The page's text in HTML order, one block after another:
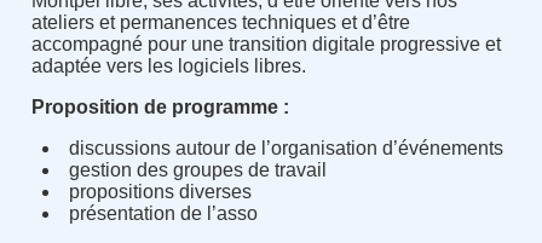
ateliers et permanences techniques et d’être
accompagné pour une transition digitale progressive et
adaptée vers les logiciels libres.
Proposition de programme :
discussions autour de l’organisation d’événements
gestion des groupes de travail
propositions diverses
présentation de l’asso